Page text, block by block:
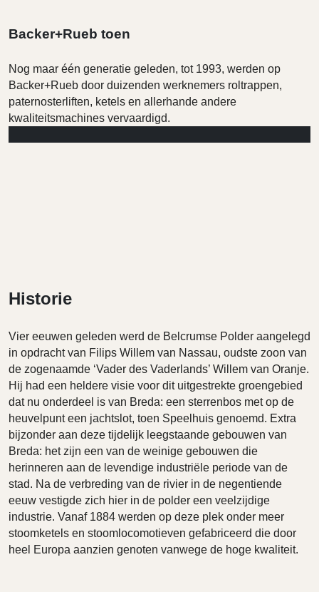
Backer+Rueb toen
Nog maar één generatie geleden, tot 1993, werden op
Backer+Rueb door duizenden werknemers roltrappen,
paternosterliften, ketels en allerhande andere
kwaliteitsmachines vervaardigd.
Historie
Vier eeuwen geleden werd de Belcrumse Polder aangelegd
in opdracht van Filips Willem van Nassau, oudste zoon van
de zogenaamde ‘Vader des Vaderlands’ Willem van Oranje.
Hij had een heldere visie voor dit uitgestrekte groengebied
dat nu onderdeel is van Breda: een sterrenbos met op de
heuvelpunt een jachtslot, toen Speelhuis genoemd. Extra
bijzonder aan deze tijdelijk leegstaande gebouwen van
Breda: het zijn een van de weinige gebouwen die
herinneren aan de levendige industriële periode van de
stad. Na de verbreding van de rivier in de negentiende
eeuw vestigde zich hier in de polder een veelzijdige
industrie. Vanaf 1884 werden op deze plek onder meer
stoomketels en stoomlocomotieven gefabriceerd die door
heel Europa aanzien genoten vanwege de hoge kwaliteit.